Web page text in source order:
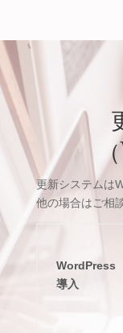
更新システムは
他の場合はご相
WordPress
導入